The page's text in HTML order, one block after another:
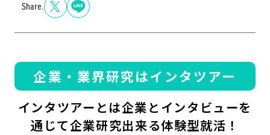
Share.
企業・業界研究はインタツアー
インタツアーとは企業とインタビューを
通じて企業研究出来る体験型就活！